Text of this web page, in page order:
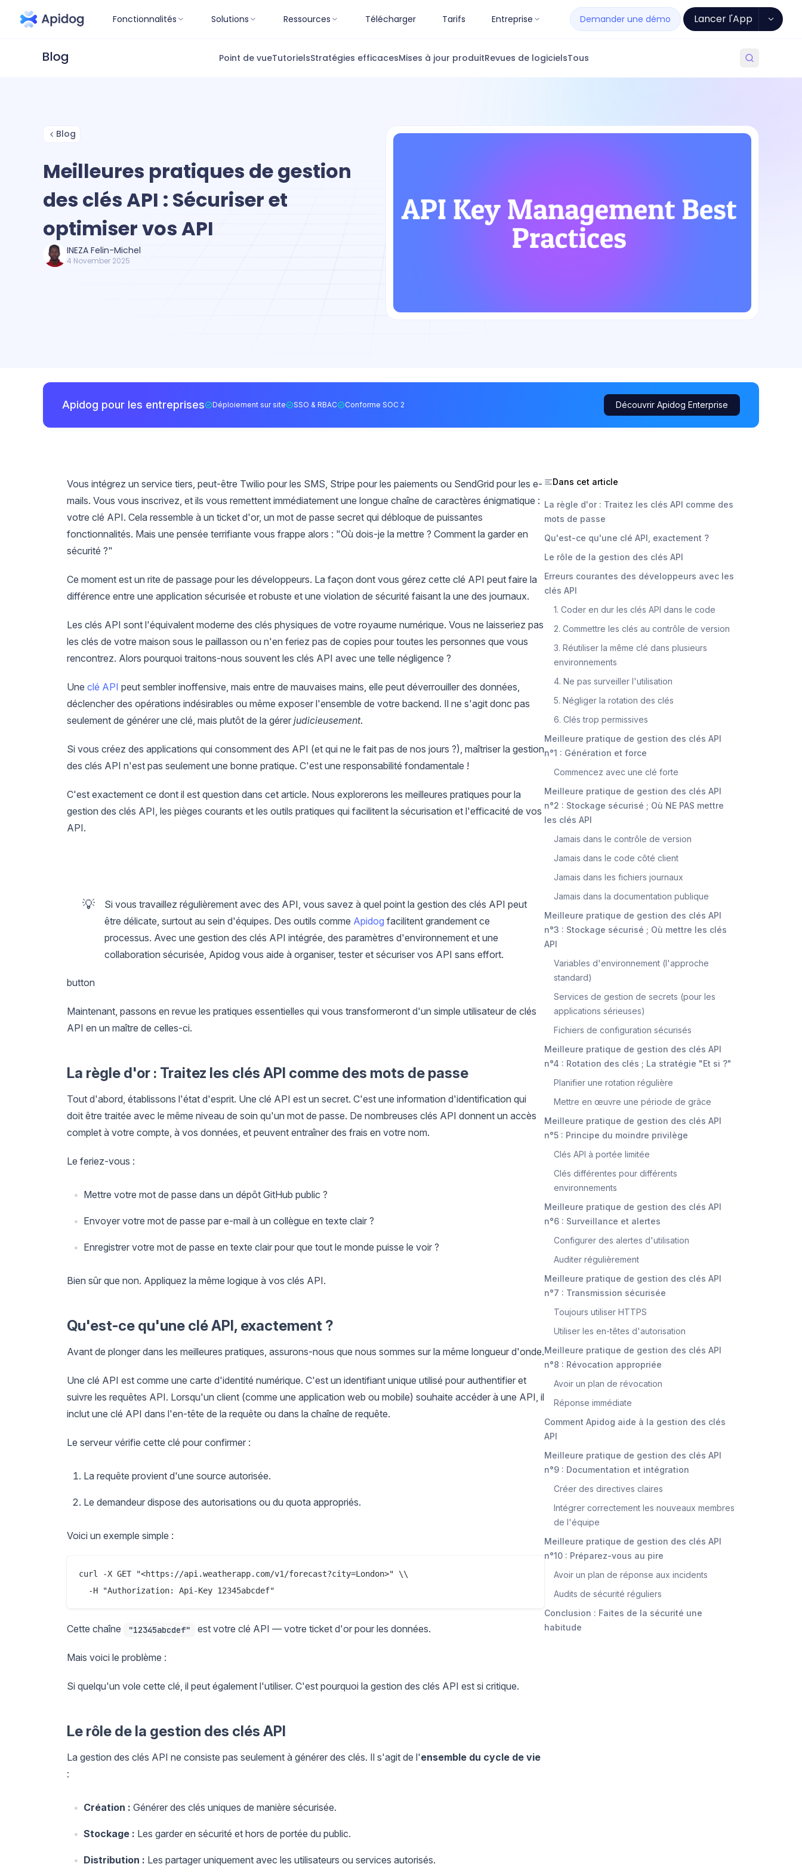
Fonctionnalités Solutions Ressources Télécharger Tarifs Entreprise Demander une démo Lancer l'App
Point de vueTutorielsStratégies efficacesMises à jour produitRevues de logicielsTous
Blog
Meilleures pratiques de gestion
des clés API : Sécuriser et
optimiser vos API
INEZA Felin-Michel
4 November 2025
Apidog pour les entreprises Déploiement sur site SSO & RBAC Conforme SOC 2 Découvrir Apidog Enterprise
Vous intégrez un service tiers, peut-être Twilio pour les SMS, Stripe pour les paiements ou SendGrid pour les e-
mails. Vous vous inscrivez, et ils vous remettent immédiatement une longue chaîne de caractères énigmatique :
votre clé API. Cela ressemble à un ticket d'or, un mot de passe secret qui débloque de puissantes
fonctionnalités. Mais une pensée terrifiante vous frappe alors : "Où dois-je la mettre ? Comment la garder en
sécurité ?"
Ce moment est un rite de passage pour les développeurs. La façon dont vous gérez cette clé API peut faire la
différence entre une application sécurisée et robuste et une violation de sécurité faisant la une des journaux.
Les clés API sont l'équivalent moderne des clés physiques de votre royaume numérique. Vous ne laisseriez pas
les clés de votre maison sous le paillasson ou n'en feriez pas de copies pour toutes les personnes que vous
rencontrez. Alors pourquoi traitons-nous souvent les clés API avec une telle négligence ?
Une clé API peut sembler inoffensive, mais entre de mauvaises mains, elle peut déverrouiller des données,
déclencher des opérations indésirables ou même exposer l'ensemble de votre backend. Il ne s'agit donc pas
seulement de générer une clé, mais plutôt de la gérer judicieusement.
Si vous créez des applications qui consomment des API (et qui ne le fait pas de nos jours ?), maîtriser la gestion
des clés API n'est pas seulement une bonne pratique. C'est une responsabilité fondamentale !
C'est exactement ce dont il est question dans cet article. Nous explorerons les meilleures pratiques pour la
gestion des clés API, les pièges courants et les outils pratiques qui facilitent la sécurisation et l'efficacité de vos
API.
💡
Si vous travaillez régulièrement avec des API, vous savez à quel point la gestion des clés API peut
être délicate, surtout au sein d'équipes. Des outils comme Apidog facilitent grandement ce
processus. Avec une gestion des clés API intégrée, des paramètres d'environnement et une
collaboration sécurisée, Apidog vous aide à organiser, tester et sécuriser vos API sans effort.
button
Maintenant, passons en revue les pratiques essentielles qui vous transformeront d'un simple utilisateur de clés
API en un maître de celles-ci.
La règle d'or : Traitez les clés API comme des mots de passe
Tout d'abord, établissons l'état d'esprit. Une clé API est un secret. C'est une information d'identification qui
doit être traitée avec le même niveau de soin qu'un mot de passe. De nombreuses clés API donnent un accès
complet à votre compte, à vos données, et peuvent entraîner des frais en votre nom.
Le feriez-vous :
Mettre votre mot de passe dans un dépôt GitHub public ?
Envoyer votre mot de passe par e-mail à un collègue en texte clair ?
Enregistrer votre mot de passe en texte clair pour que tout le monde puisse le voir ?
Bien sûr que non. Appliquez la même logique à vos clés API.
Qu'est-ce qu'une clé API, exactement ?
Avant de plonger dans les meilleures pratiques, assurons-nous que nous sommes sur la même longueur d'onde.
Une clé API est comme une carte d'identité numérique. C'est un identifiant unique utilisé pour authentifier et
suivre les requêtes API. Lorsqu'un client (comme une application web ou mobile) souhaite accéder à une API, il
inclut une clé API dans l'en-tête de la requête ou dans la chaîne de requête.
Le serveur vérifie cette clé pour confirmer :
La requête provient d'une source autorisée.
Le demandeur dispose des autorisations ou du quota appropriés.
Voici un exemple simple :
curl -X GET "<https://api.weatherapp.com/v1/forecast?city=London>" \\
  -H "Authorization: Api-Key 12345abcdef"
Cette chaîne "12345abcdef" est votre clé API — votre ticket d'or pour les données.
Mais voici le problème :
Si quelqu'un vole cette clé, il peut également l'utiliser. C'est pourquoi la gestion des clés API est si critique.
Le rôle de la gestion des clés API
La gestion des clés API ne consiste pas seulement à générer des clés. Il s'agit de l'ensemble du cycle de vie
:
Création : Générer des clés uniques de manière sécurisée.
Stockage : Les garder en sécurité et hors de portée du public.
Distribution : Les partager uniquement avec les utilisateurs ou services autorisés.
Dans cet article
La règle d'or : Traitez les clés API comme des
mots de passe
Qu'est-ce qu'une clé API, exactement ?
Le rôle de la gestion des clés API
Erreurs courantes des développeurs avec les
clés API
1. Coder en dur les clés API dans le code
2. Commettre les clés au contrôle de version
3. Réutiliser la même clé dans plusieurs
environnements
4. Ne pas surveiller l'utilisation
5. Négliger la rotation des clés
6. Clés trop permissives
Meilleure pratique de gestion des clés API
n°1 : Génération et force
Commencez avec une clé forte
Meilleure pratique de gestion des clés API
n°2 : Stockage sécurisé ; Où NE PAS mettre
les clés API
Jamais dans le contrôle de version
Jamais dans le code côté client
Jamais dans les fichiers journaux
Jamais dans la documentation publique
Meilleure pratique de gestion des clés API
n°3 : Stockage sécurisé ; Où mettre les clés
API
Variables d'environnement (l'approche
standard)
Services de gestion de secrets (pour les
applications sérieuses)
Fichiers de configuration sécurisés
Meilleure pratique de gestion des clés API
n°4 : Rotation des clés ; La stratégie "Et si ?"
Planifier une rotation régulière
Mettre en œuvre une période de grâce
Meilleure pratique de gestion des clés API
n°5 : Principe du moindre privilège
Clés API à portée limitée
Clés différentes pour différents
environnements
Meilleure pratique de gestion des clés API
n°6 : Surveillance et alertes
Configurer des alertes d'utilisation
Auditer régulièrement
Meilleure pratique de gestion des clés API
n°7 : Transmission sécurisée
Toujours utiliser HTTPS
Utiliser les en-têtes d'autorisation
Meilleure pratique de gestion des clés API
n°8 : Révocation appropriée
Avoir un plan de révocation
Réponse immédiate
Comment Apidog aide à la gestion des clés
API
Meilleure pratique de gestion des clés API
n°9 : Documentation et intégration
Créer des directives claires
Intégrer correctement les nouveaux membres
de l'équipe
Meilleure pratique de gestion des clés API
n°10 : Préparez-vous au pire
Avoir un plan de réponse aux incidents
Audits de sécurité réguliers
Conclusion : Faites de la sécurité une
habitude